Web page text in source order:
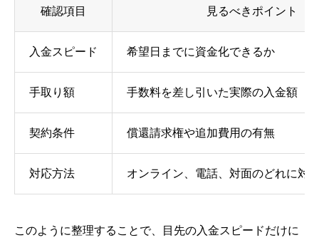
確認項目 見るべきポイント
入金スピード 希望日までに資金化できるか
手取り額 手数料を差し引いた実際の入金額
契約条件 償還請求権や追加費用の有無
対応方法 オンライン、電話、対面のどれに対
このように整理することで、目先の入金スピードだけに